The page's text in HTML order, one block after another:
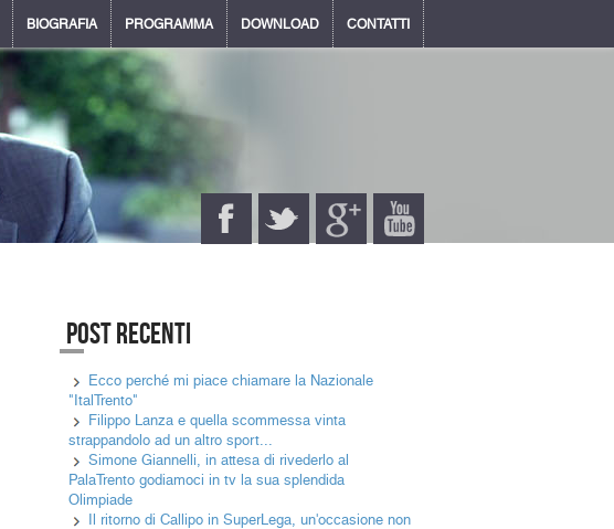
BIOGRAFIA PROGRAMMA DOWNLOAD CONTATTI
Post recenti
Ecco perché mi piace chiamare la Nazionale
"ItalTrento"
Filippo Lanza e quella scommessa vinta
strappandolo ad un altro sport...
Simone Giannelli, in attesa di rivederlo al
PalaTrento godiamoci in tv la sua splendida
Olimpiade
Il ritorno di Callipo in SuperLega, un'occasione non